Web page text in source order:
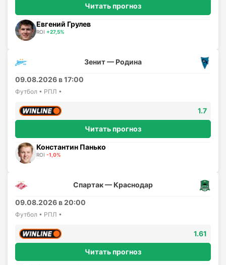
Читать прогноз
Евгений Грулев
ROI +27,5%
Зенит — Родина
09.08.2026 в 17:00
Футбол • РПЛ •
1.7
Читать прогноз
Константин Панько
ROI -1,0%
Спартак — Краснодар
09.08.2026 в 20:00
Футбол • РПЛ •
1.61
Читать прогноз